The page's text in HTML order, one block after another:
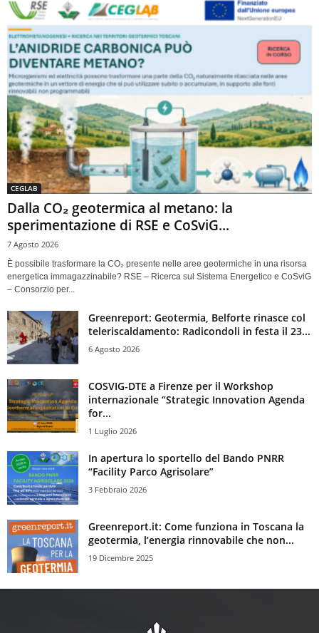
CEGLAB
Dalla CO₂ geotermica al metano: la
sperimentazione di RSE e CoSviG...
7 Agosto 2026
È possibile trasformare la CO₂ presente nelle aree geotermiche in una risorsa
energetica immagazzinabile? RSE – Ricerca sul Sistema Energetico e CoSviG
– Consorzio per...
Greenreport: Geotermia, Belforte rinasce col
teleriscaldamento: Radicondoli in festa il 23...
6 Agosto 2026
COSVIG-DTE a Firenze per il Workshop
internazionale “Strategic Innovation Agenda
for...
1 Luglio 2026
In apertura lo sportello del Bando PNRR
“Facility Parco Agrisolare”
3 Febbraio 2026
Greenreport.it: Come funziona in Toscana la
geotermia, l’energia rinnovabile che non...
19 Dicembre 2025